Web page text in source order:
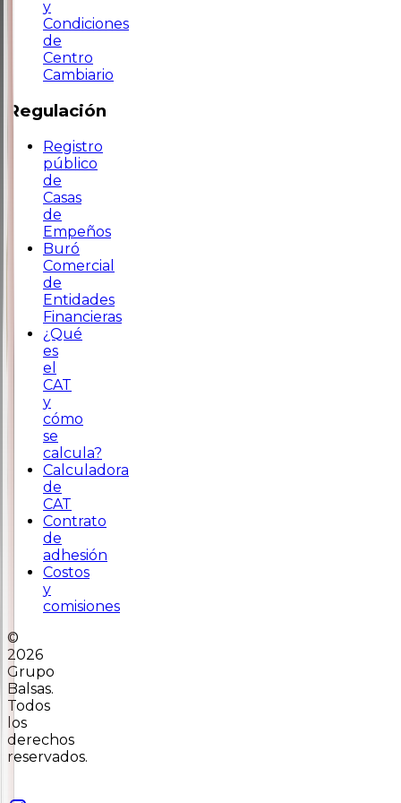
y
Condiciones
de
Centro
Cambiario
Regulación
Registro
público
de
Casas
de
Empeños
Buró
Comercial
de
Entidades
Financieras
¿Qué
es
el
CAT
y
cómo
se
calcula?
Calculadora
de
CAT
Contrato
de
adhesión
Costos
y
comisiones
©
2026
Grupo
Balsas.
Todos
los
derechos
reservados.